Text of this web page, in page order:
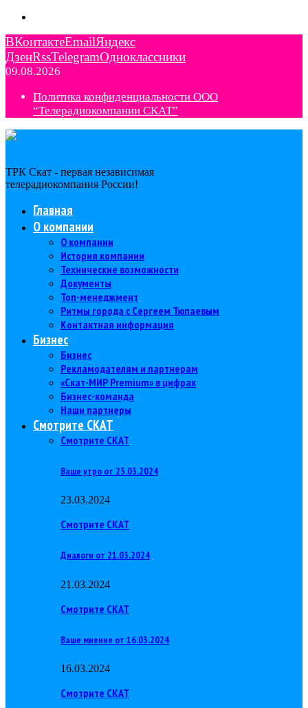
ВКонтактеEmailЯндекс
ДзенRssTelegramОдноклассники
09.08.2026
Политика конфиденциальности ООО
“Телерадиокомпании СКАТ”
ТРК Скат - первая независимая
телерадиокомпания Роcсии!
Главная
О компании
О компании
История компании
Технические возможности
Документы
Топ-менеджмент
Ритмы города с Сергеем Тюпаевым
Контактная информация
Бизнес
Бизнес
Рекламодателям и партнерам
«Скат-МИР Premium» в цифрах
Бизнес-команда
Наши партнеры
Смотрите СКАТ
Смотрите СКАТ
Ваше утро от 23.03.2024
23.03.2024
Смотрите СКАТ
Диалоги от 21.03.2024
21.03.2024
Смотрите СКАТ
Ваше мнение от 16.03.2024
16.03.2024
Смотрите СКАТ